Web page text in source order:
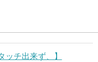
ッチ出来ず、】